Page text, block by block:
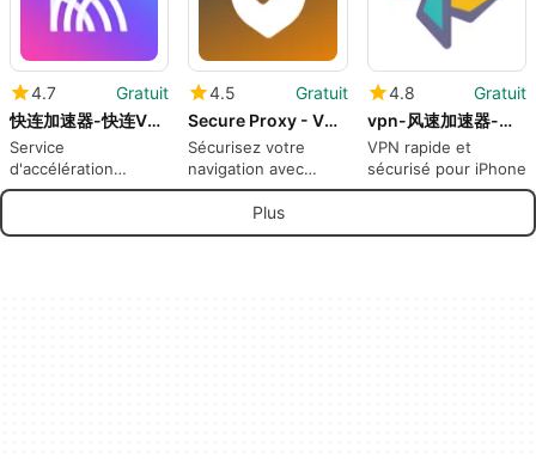
4.7
Gratuit
快连加速器-快连VPN网络加速
Service
d'accélération
réseau efficace
4.5
Gratuit
Secure Proxy - VPN AdBlock
Sécurisez votre
navigation avec
Secure Proxy
4.8
Gratuit
vpn-风速加速器-畅游全球网络
VPN rapide et
sécurisé pour iPhone
Plus